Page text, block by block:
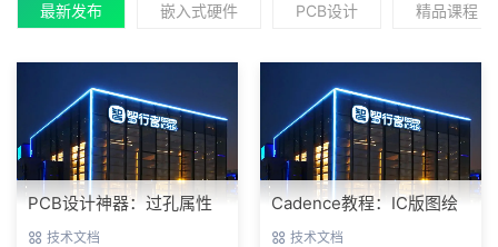
最新发布 嵌入式硬件 PCB设计 精品课程
PCB设计神器：过孔属性
批量编辑实战指南
技术文档
Cadence教程：IC版图绘
制新手避坑指南与实操细
技术文档